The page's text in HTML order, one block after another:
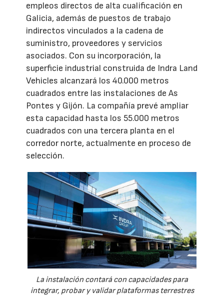
empleos directos de alta cualificación en
Galicia, además de puestos de trabajo
indirectos vinculados a la cadena de
suministro, proveedores y servicios
asociados. Con su incorporación, la
superficie industrial construida de Indra Land
Vehicles alcanzará los 40.000 metros
cuadrados entre las instalaciones de As
Pontes y Gijón. La compañía prevé ampliar
esta capacidad hasta los 55.000 metros
cuadrados con una tercera planta en el
corredor norte, actualmente en proceso de
selección.
La instalación contará con capacidades para
integrar, probar y validar plataformas terrestres